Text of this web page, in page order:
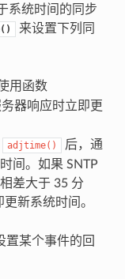
系统时间的同步
来设置下列同
用函数
器响应时立即更
adjtime()
后，通
间。如果 SNTP
差大于 35 分
更新系统时间。
置某个事件的回